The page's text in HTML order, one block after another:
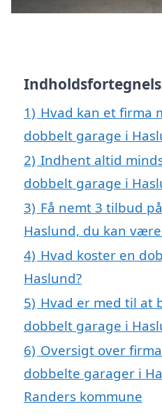
1) Hvad kan et firma
dobbelt garage i
2) Indhent altid
dobbelt garage i
3) Få nemt 3 tilbud
Haslund, du kan
4) Hvad koster en
Haslund?
5) Hvad er med til at
dobbelt garage i
6) Oversigt over
dobbelte garager i
Randers kommune